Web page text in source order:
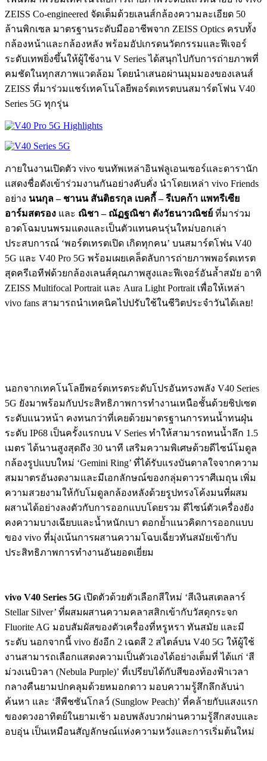
ZEISS Co-engineered จัดเต็มด้วยเลนส์กล้องความละเอียด 50
ล้านพิกเซล มาตรฐานระดับมืออาชีพจาก ZEISS Optics ครบทั้ง
กล้องหน้าและกล้องหลัง พร้อมอัปเกรดนวัตกรรมและฟีเจอร์
ระดับเทพยิ่งขึ้นให้ผู้ใช้งาน V Series ได้สนุกไปกับการถ่ายภาพที่
คมชัดในทุกสภาพแวดล้อม โดยนำเสนอผ่านมุมมองของเลนส์
ZEISS ที่มาร่วมแชร์เทคโนโลยีพอร์ตเทรตบนสมาร์ตโฟน V40
Series 5G ทุกรุ่น
ภายในงานเปิดตัว vivo ขนทัพเหล่าอินฟลูเอนเซอร์และดารานัก
แสดงชื่อดังเข้าร่วมงานกันอย่างคับคั่ง นำโดยเหล่า vivo Friends
อย่าง นนกุล – ชานน สันติธรกุล เบคกี้ – รีเบคก้า แพทรีเซีย
อาร์มสตรอง และ ณิชา – ณัฏฐณิชา ดังวัธนาวณิชย์ ที่มาร่วม
อวดโฉมบนพรมแดงและเป็นตัวแทนคนรุ่นใหม่บอกเล่า
ประสบการณ์ ‘พอร์ตเทรตเปิด เกิดทุกคน’ บนสมาร์ตโฟน V40
5G และ V40 Pro 5G พร้อมเผยเคล็ดลับการถ่ายภาพพอร์ตเทรต
สุดครีเอทีฟด้วยกล้องเลนส์คุณภาพสูงและฟีเจอร์อันล้ำสมัย อาทิ
ZEISS Multifocal Portrait และ Aura Light Portrait เพื่อให้เหล่า
vivo fans สามารถนำเทคนิคไปปรับใช้ในชีวิตประจำวันได้เลย!
นอกจากเทคโนโลยีพอร์ตเทรตระดับโปรอันทรงพลัง V40 Series
5G ยังมาพร้อมกับประสิทธิภาพการทำงานเหนือชั้นด้วยชิปเซต
ระดับแนวหน้า คงทนกว่าที่เคยด้วยมาตรฐานการทนน้ำทนฝุ่น
ระดับ IP68 เป็นครั้งแรกบน V Series ทำให้สามารถทนน้ำลึก 1.5
เมตร ได้นานสูงสุดถึง 30 นาที เสริมความพิเศษด้วยดีไซน์โมดูล
กล้องรูปแบบใหม่ ‘Gemini Ring’ ที่ได้รับแรงบันดาลใจจากความ
สมมาตรอันงดงามและมีเอกลักษณ์ของกลุ่มดาวราศีเมถุน เพิ่ม
ความสวยงามให้กับโมดูลกล้องหลังด้วยรูปทรงโค้งมนที่ผสม
ผสานได้อย่างลงตัวกับการออกแบบโดยรวม ดีไซน์ตัวเครื่องยัง
คงความบางเฉียบและน้ำหนักเบา ตอกย้ำแนวคิดการออกแบบ
ของ vivo ที่มุ่งเน้นการผสานความโฉบเฉี่ยวทันสมัยเข้ากับ
ประสิทธิภาพการทำงานอันยอดเยี่ยม
vivo V40 Series 5G เปิดตัวด้วยตัวเลือกสีใหม่ ‘สีเงินสเตลลาร์
Stellar Silver’ ที่ผสมผสานความคลาสสิกเข้ากับวัสดุกระจก
Fluorite AG มอบสัมผัสของตัวเครื่องที่หรูหรา ทันสมัย และมี
ระดับ นอกจากนี้ vivo ยังอีก 2 เฉดสี 2 สไตล์บน V40 5G ให้ผู้ใช้
งานสามารถเลือกแสดงความเป็นตัวเองได้อย่างเต็มที่ ได้แก่ ‘สี
ม่วงเนบิวลา (Nebula Purple)’ ที่เปรียบได้กับสีของท้องฟ้าเวลา
กลางคืนยามปกคลุมด้วยหมอกดาว มอบความรู้สึกลึกลับน่า
ค้นหา และ ‘สีพีชซันโกลว์ (Sunglow Peach)’ ที่คล้ายกับแสงแรก
ของดวงอาทิตย์ในยามเช้า มอบพลังบวกผ่านความรู้สึกสงบและ
อบอุ่น เป็นเหมือนสัญลักษณ์แห่งความหวังและการเริ่มต้นใหม่